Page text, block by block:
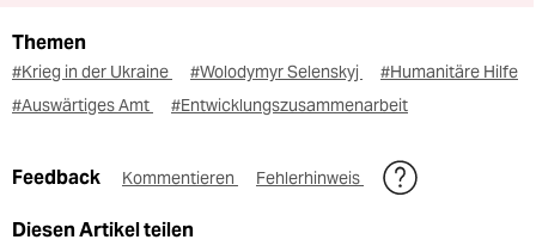
Themen
#Krieg in der Ukraine #Wolodymyr Selenskyj
#Humanitäre Hilfe
#Auswärtiges Amt
#Entwicklungszusammenarbeit
Feedback Kommentieren Fehlerhinweis
Diesen Artikel teilen